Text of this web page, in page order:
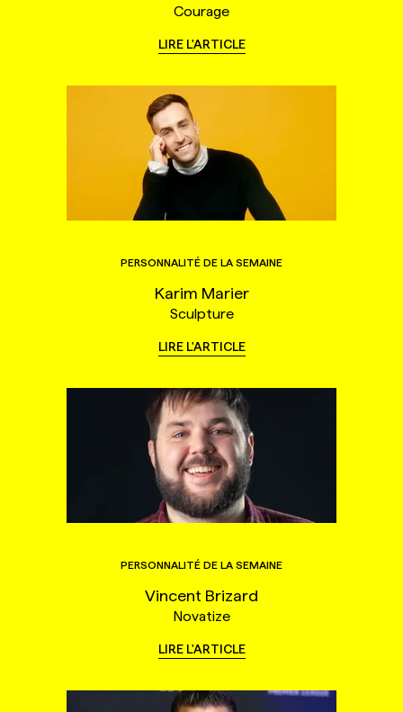
Courage
LIRE L'ARTICLE
PERSONNALITÉ DE LA SEMAINE
Karim Marier
Sculpture
LIRE L'ARTICLE
PERSONNALITÉ DE LA SEMAINE
Vincent Brizard
Novatize
LIRE L'ARTICLE